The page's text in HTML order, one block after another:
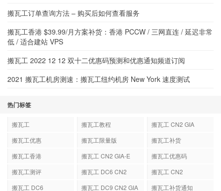
搬瓦工订单查询方法 – 购买后如何查看服务
搬瓦工香港 $39.99/月方案补货：香港 PCCW / 三网直连 / 延迟非常
低 / 适合建站 VPS
搬瓦工 2022 12 12 双十二优惠码预测和优惠通知频道订阅
2021 搬瓦工机房测速：搬瓦工纽约机房 New York 速度测试
热门标签
搬瓦工 搬瓦工教程
搬瓦工 CN2 GIA
搬瓦工优惠
搬瓦工限量版
搬瓦工补货
搬瓦工香港
搬瓦工 CN2 GIA-E
搬瓦工优惠码
搬瓦工测评
搬瓦工 DC6 CN2
搬瓦工 CN2
搬瓦工 DC6
搬瓦工 DC9 CN2 GIA
搬瓦工补货通知